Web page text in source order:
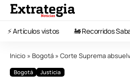
⚡️ Artículos vistos 🚂 Recorridos
Inicio » Bogotá » Corte Suprema absuelve a mujer que pidió
Bogotá Justicia